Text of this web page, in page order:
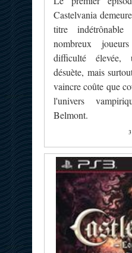
Castelvania
titre
nombreux
difficulté élevée,
désuète, mais
vaincre coûte que
l'univers
Belmont.